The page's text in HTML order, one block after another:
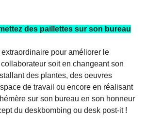
des paillettes sur son bureau
pour améliorer le
soit en changeant son
des plantes, des oeuvres
de travail ou encore en réalisant
sur son bureau en son honneur
du deskbombing ou desk post-it !